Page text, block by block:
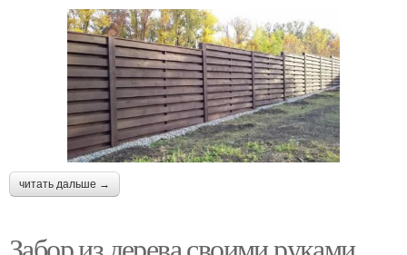
читать дальше →